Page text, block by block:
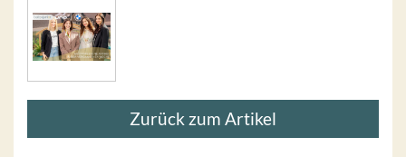
Zurück zum Artikel